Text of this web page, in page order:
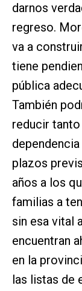
darnos
regreso.
va a
tiene
pública
También
reducir
plazos
años a los
familias a
sin esa vital
encuentran
en la
las listas de